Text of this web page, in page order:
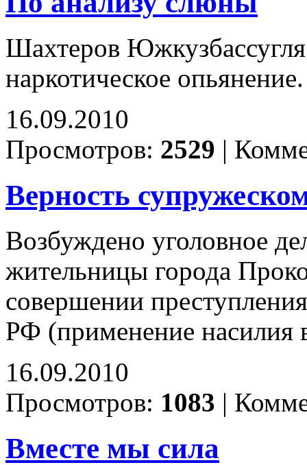
Шахтеров
наркотическое
16.09.2010
Просмотров: 2529 |
Верность
Возбуждено уголовное
жительницы города
совершении
РФ (применение насилия
16.09.2010
Просмотров: 1083 |
Вместе мы сила